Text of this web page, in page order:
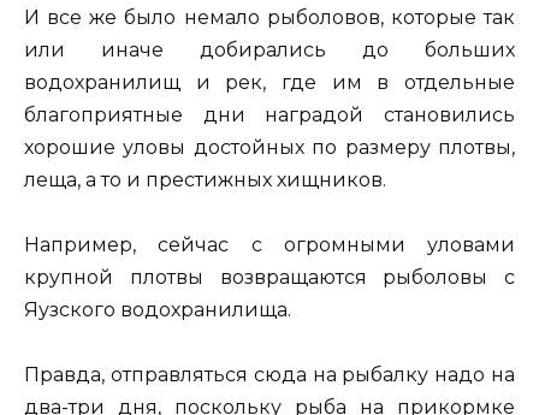
И все же было немало рыболовов, которые так
или иначе добирались до больших
водохранилищ и рек, где им в отдельные
благоприятные дни наградой становились
хорошие уловы достойных по размеру плотвы,
леща, а то и престижных хищников.
Например, сейчас с огромными уловами
крупной плотвы возвращаются рыболовы с
Яузского водохранилища.
Правда, отправляться сюда на рыбалку надо на
два-три дня, поскольку рыба на прикормке